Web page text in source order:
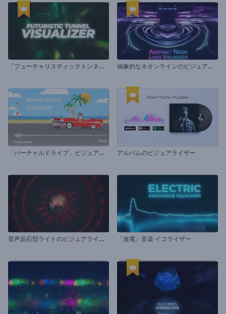
「
フューチャリスティックトンネル」ビジュアライザー 抽
象的なネオンラインのビジュアライザー
「
バーチャルドライブ」ビジュアライザー アルバムのビジュアライザー
音
声反応型ライトのビジュアライザー 「放電」音楽 イコライザー